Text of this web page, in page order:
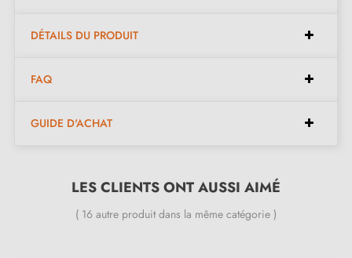
Nickel Satiné (NS)
Nickel Vieilli (NV)
Vieux Cuivre (VC)
DÉTAILS DU PRODUIT
FAQ
GUIDE D'ACHAT
LES CLIENTS ONT AUSSI AIMÉ
( 16 autre produit dans la même catégorie )